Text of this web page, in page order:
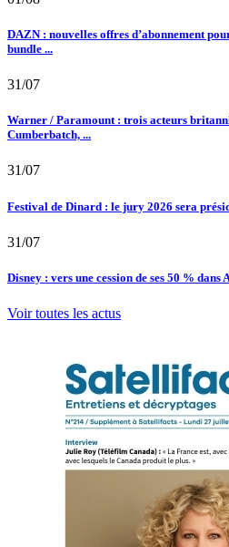
DAZN : nouvelles offres d’abonnement
bundle ...
31/07
Warner / Paramount : trois acteurs
Cumberbatch, ...
31/07
Festival de Dinard : le jury 2026 sera
31/07
Disney : vers une cession de ses 50 % dans
Voir toutes les actus